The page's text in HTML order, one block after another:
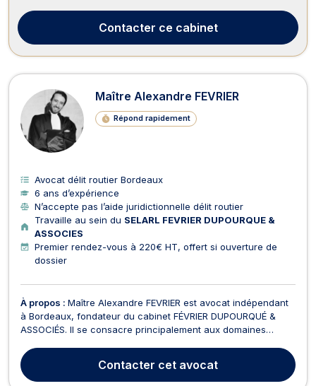
pénal, droit du travail et droit de la famille. En d...
Contacter ce cabinet
Maître Alexandre FEVRIER
Répond rapidement
Avocat délit routier Bordeaux
6 ans d’expérience
N’accepte pas l’aide juridictionnelle délit routier
Travaille au sein du SELARL FEVRIER DUPOURQUE &
ASSOCIES
Premier rendez-vous à 220€ HT, offert si ouverture de
dossier
À propos : Maître Alexandre FEVRIER est avocat indépendant
à Bordeaux, fondateur du cabinet FÉVRIER DUPOURQUÉ &
ASSOCIÉS. Il se consacre principalement aux domaines
douanier, dommage corporel et indemnisation des victimes,
ainsi qu’au droit pénal des affaires. En d...
Contacter cet avocat